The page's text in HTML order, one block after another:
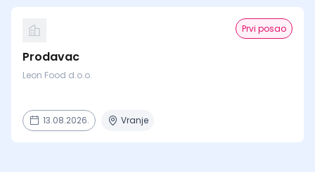
Prvi posao
Prodavac
Leon Food d.o.o.
13.08.2026. Vranje